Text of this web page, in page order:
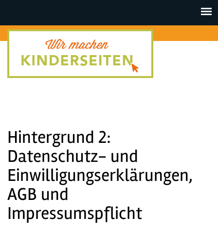
Toggle
Hintergrund 2:
Datenschutz- und
Einwilligungserklärungen,
AGB und
Impressumspflicht